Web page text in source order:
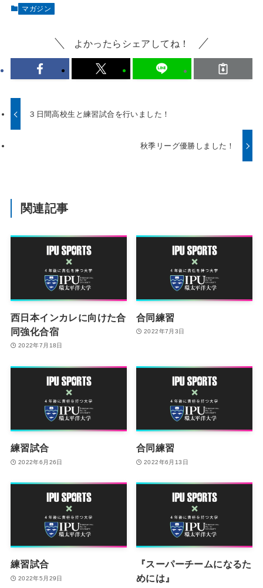
マガジン
よかったらシェアしてね！
３日間高校生と練習試合を行いました！
秋季リーグ優勝しました！
関連記事
西日本インカレに向けた合
同強化合宿
2022年7月18日
合同練習
2022年7月3日
練習試合
2022年6月26日
合同練習
2022年6月13日
練習試合
2022年5月29日
『スーパーチームになるた
めには』